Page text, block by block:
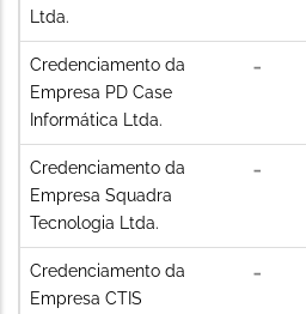
Ltda.
Credenciamento da
Empresa PD Case
Informática Ltda.
Credenciamento da
Empresa Squadra
Tecnologia Ltda.
Credenciamento da
Empresa CTIS